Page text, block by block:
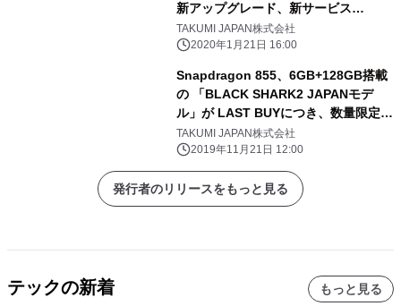
新アップグレード、新サービス
BLACK SHARK2の新アクセサリー
「2 in 1ゲーミングアダプタ」 2020年
TAKUMI JAPAN株式会社
2020年1月21日 16:00
Snapdragon 855、6GB+128GB搭載
の 「BLACK SHARK2 JAPANモデ
ル」が LAST BUYにつき、数量限定で
衝撃プライス39,800円(税別) 11月23
日(土)11:00よりKAZUNA eSHOPで販
売開始
TAKUMI JAPAN株式会社
2019年11月21日 12:00
発行者のリリースをもっと見る
テックの新着 もっと見る